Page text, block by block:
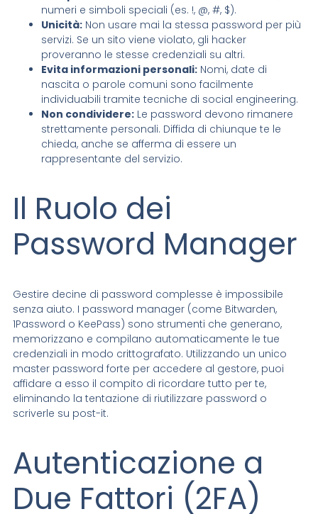
numeri e simboli speciali (es. !, @, #, $).
Unicità: Non usare mai la stessa password per più
servizi. Se un sito viene violato, gli hacker
proveranno le stesse credenziali su altri.
Evita informazioni personali: Nomi, date di
nascita o parole comuni sono facilmente
individuabili tramite tecniche di social engineering.
Non condividere: Le password devono rimanere
strettamente personali. Diffida di chiunque te le
chieda, anche se afferma di essere un
rappresentante del servizio.
Il Ruolo dei
Password Manager
Gestire decine di password complesse è impossibile
senza aiuto. I password manager (come Bitwarden,
1Password o KeePass) sono strumenti che generano,
memorizzano e compilano automaticamente le tue
credenziali in modo crittografato. Utilizzando un unico
master password forte per accedere al gestore, puoi
affidare a esso il compito di ricordare tutto per te,
eliminando la tentazione di riutilizzare password o
scriverle su post-it.
Autenticazione a
Due Fattori (2FA)